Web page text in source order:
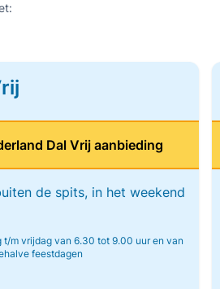
Dal Vrij aanbieding
de spits, in het weekend
t/m vrijdag van 6.30 tot 9.00 uur en van
feestdagen